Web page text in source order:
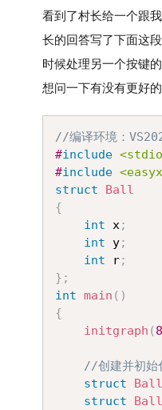
看到了村长给一个跟
长的回答写了下面这
时候处理另一个按键
想问一下有没有更好的
//编译环境：
#include
#include
struct
Ball
{
int x;
int y;
int r;
} ;
int main ( )
{
initgraph (
//创建并初始
struct
Ball
struct
Ball